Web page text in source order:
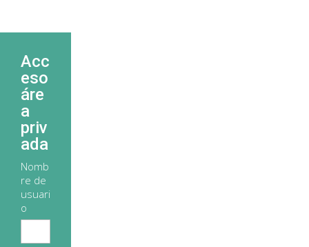
Acc
eso
áre
a
priv
ada
Nomb
re de
usuari
o